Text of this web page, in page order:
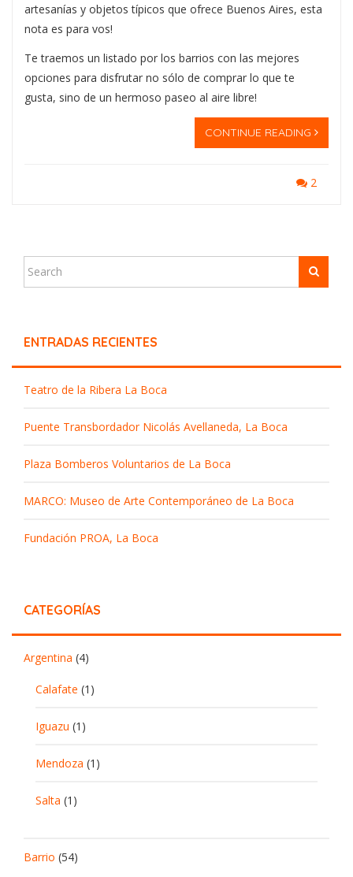
artesanías y objetos típicos que ofrece Buenos Aires, esta
nota es para vos!
Te traemos un listado por los barrios con las mejores
opciones para disfrutar no sólo de comprar lo que te
gusta, sino de un hermoso paseo al aire libre!
CONTINUE READING
2
ENTRADAS RECIENTES
Teatro de la Ribera La Boca
Puente Transbordador Nicolás Avellaneda, La Boca
Plaza Bomberos Voluntarios de La Boca
MARCO: Museo de Arte Contemporáneo de La Boca
Fundación PROA, La Boca
CATEGORÍAS
Argentina (4)
Calafate (1)
Iguazu (1)
Mendoza (1)
Salta (1)
Barrio (54)